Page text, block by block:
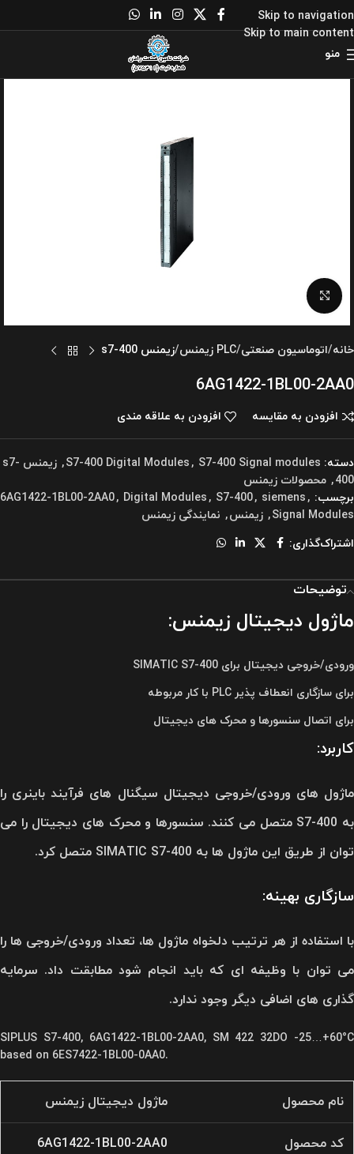
Skip to navigation
Skip to main content
منو
برای بزرگنمایی کلیک کنید
خانه اتوماسیون صنعتی PLC زیمنس زیمنس s7-400
6AG1422-1BL00-2AA0
افزودن به مقایسه افزودن به علاقه مندی
دسته: S7-400 Digital Modules, S7-400 Signal modules
,
زیمنس s7-
400
, محصولات زیمنس
برچسب:
6AG1422-1BL00-2AA0, Digital Modules, S7-400, siemens,
Signal Modules
, زیمنس, نمایندگی زیمنس
اشتراک‌گذاری:
توضیحات
ماژول دیجیتال زیمنس:
ورودی/خروجی دیجیتال برای SIMATIC S7-400
برای سازگاری انعطاف پذیر PLC با کار مربوطه
برای اتصال سنسورها و محرک های دیجیتال
کاربرد:
ماژول های ورودی/خروجی دیجیتال سیگنال های فرآیند باینری را
به S7-400 متصل می کنند. سنسورها و محرک های دیجیتال را می
توان از طریق این ماژول ها به SIMATIC S7-400 متصل کرد.
سازگاری بهینه:
با استفاده از هر ترتیب دلخواه ماژول ها، تعداد ورودی/خروجی ها را
می توان با وظیفه ای که باید انجام شود مطابقت داد. سرمایه
گذاری های اضافی دیگر وجود ندارد.
SIPLUS S7-400, 6AG1422-1BL00-2AA0, SM 422 32DO -25…+60°C
based on 6ES7422-1BL00-0AA0.
نام محصول ماژول دیجیتال زیمنس
کد محصول 6AG1422-1BL00-2AA0